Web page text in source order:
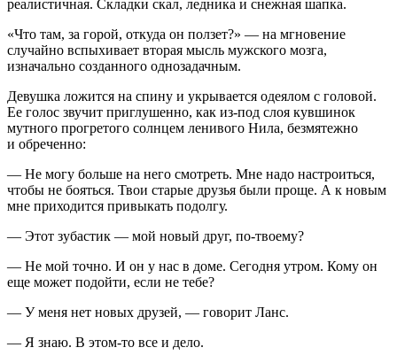
реалистичная. Складки скал, ледника и снежная шапка.
«Что там, за горой, откуда он ползет?» — на мгновение
случайно вспыхивает вторая мысль мужского мозга,
изначально созданного однозадачным.
Девушка ложится на спину и укрывается одеялом с головой.
Ее голос звучит приглушенно, как из-под слоя кувшинок
мутного прогретого солнцем ленивого Нила, безмятежно
и обреченно:
— Не могу больше на него смотреть. Мне надо настроиться,
чтобы не бояться. Твои старые друзья были проще. А к новым
мне приходится привыкать подолгу.
— Этот зубастик — мой новый друг, по-твоему?
— Не мой точно. И он у нас в доме. Сегодня утром. Кому он
еще может подойти, если не тебе?
— У меня нет новых друзей, — говорит Ланс.
— Я знаю. В этом-то все и дело.